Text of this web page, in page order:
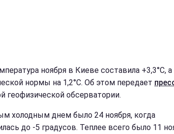
ноября в Киеве составила +3,3°С, а
нормы на 1,2°С. Об этом передает
геофизической обсерватории.
холодным днем было 24 ноября, когда
до -5 градусов. Теплее всего было 11